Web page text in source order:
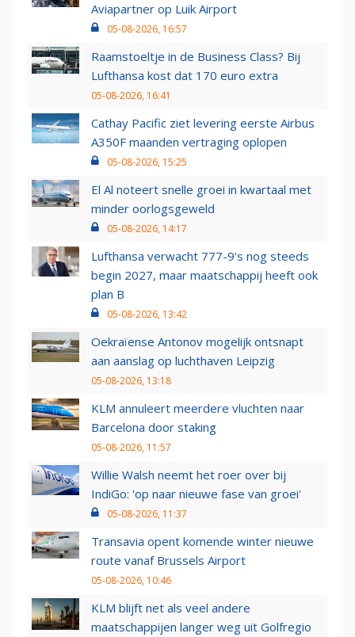
Aviapartner op Luik Airport
05-08-2026, 16:57
Raamstoeltje in de Business Class? Bij
Lufthansa kost dat 170 euro extra
05-08-2026, 16:41
Cathay Pacific ziet levering eerste Airbus
A350F maanden vertraging oplopen
05-08-2026, 15:25
El Al noteert snelle groei in kwartaal met
minder oorlogsgeweld
05-08-2026, 14:17
Lufthansa verwacht 777-9’s nog steeds
begin 2027, maar maatschappij heeft ook
plan B
05-08-2026, 13:42
Oekraïense Antonov mogelijk ontsnapt
aan aanslag op luchthaven Leipzig
05-08-2026, 13:18
KLM annuleert meerdere vluchten naar
Barcelona door staking
05-08-2026, 11:57
Willie Walsh neemt het roer over bij
IndiGo: 'op naar nieuwe fase van groei'
05-08-2026, 11:37
Transavia opent komende winter nieuwe
route vanaf Brussels Airport
05-08-2026, 10:46
KLM blijft net als veel andere
maatschappijen langer weg uit Golfregio